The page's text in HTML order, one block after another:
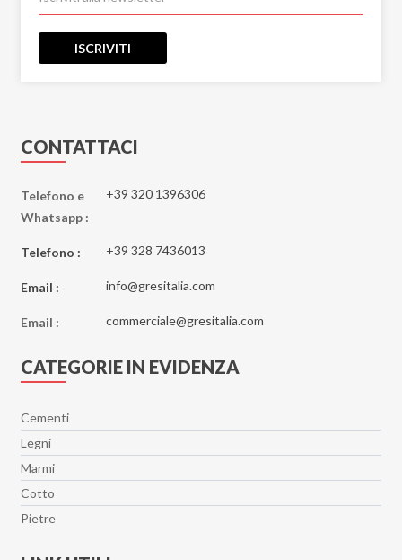
ISCRIVITI
CONTATTACI
Telefono e
Whatsapp :
+39 320 1396306
Telefono : +39 328 7436013
Email : info@gresitalia.com
Email : commerciale@gresitalia.com
CATEGORIE IN EVIDENZA
Cementi
Legni
Marmi
Cotto
Pietre